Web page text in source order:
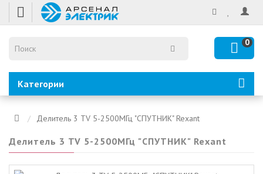
0
Категории
Делитель 3 TV 5-2500МГц "СПУТНИК" Rexant
Делитель 3 TV 5-2500МГц "СПУТНИК" Rexant